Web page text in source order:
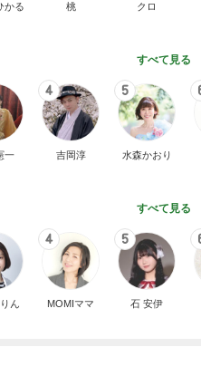
かる 桃 クロ
すべて見る
一
4
吉岡淳
5
水森かおり
すべて見る
ん
4
MOMIママ
5
石 安伊